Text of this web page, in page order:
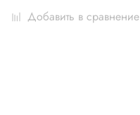
Добавить в сравнение